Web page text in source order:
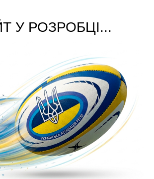
У РОЗРОБЦІ...